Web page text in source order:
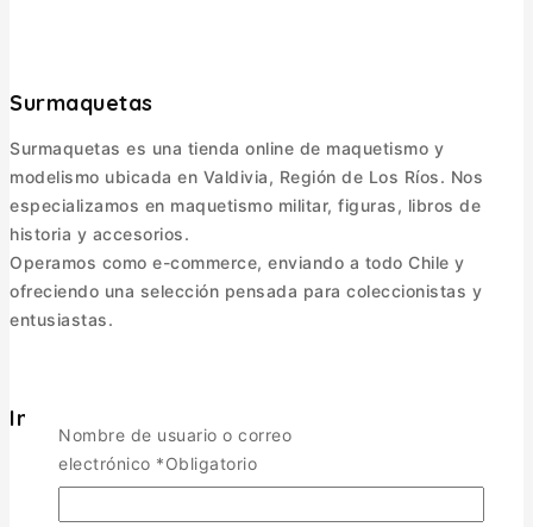
Surmaquetas
Surmaquetas es una tienda online de maquetismo y
modelismo ubicada en Valdivia, Región de Los Ríos. Nos
especializamos en maquetismo militar, figuras, libros de
historia y accesorios.
Operamos como e-commerce, enviando a todo Chile y
ofreciendo una selección pensada para coleccionistas y
entusiastas.
Informacion
Política de Envíos
Cambios y Devoluciones
Política de Privacidad
Nombre de usuario o correo
electrónico *Obligatorio